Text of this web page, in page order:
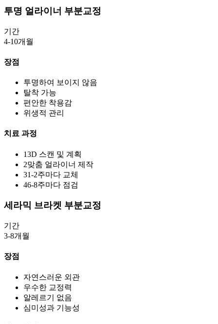
투명 얼라이너 부분교정
기간
4-10개월
장점
투명하여 보이지 않음
탈착 가능
편안한 착용감
위생적 관리
치료 과정
13D 스캔 및 계획
2맞춤 얼라이너 제작
31-2주마다 교체
46-8주마다 점검
세라믹 브라켓 부분교정
기간
3-8개월
장점
자연스러운 외관
우수한 교정력
알레르기 없음
심미성과 기능성